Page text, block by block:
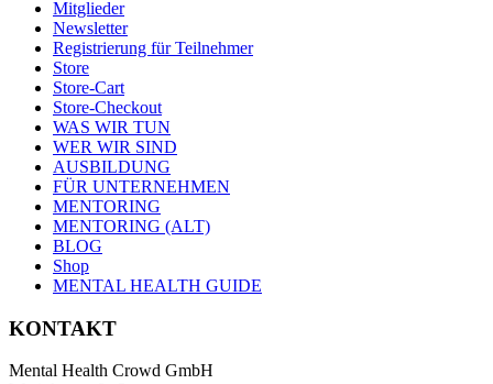
Mitglieder
Newsletter
Registrierung für Teilnehmer
Store
Store-Cart
Store-Checkout
WAS WIR TUN
WER WIR SIND
AUSBILDUNG
FÜR UNTERNEHMEN
MENTORING
MENTORING (ALT)
BLOG
Shop
MENTAL HEALTH GUIDE
KONTAKT
Mental Health Crowd GmbH